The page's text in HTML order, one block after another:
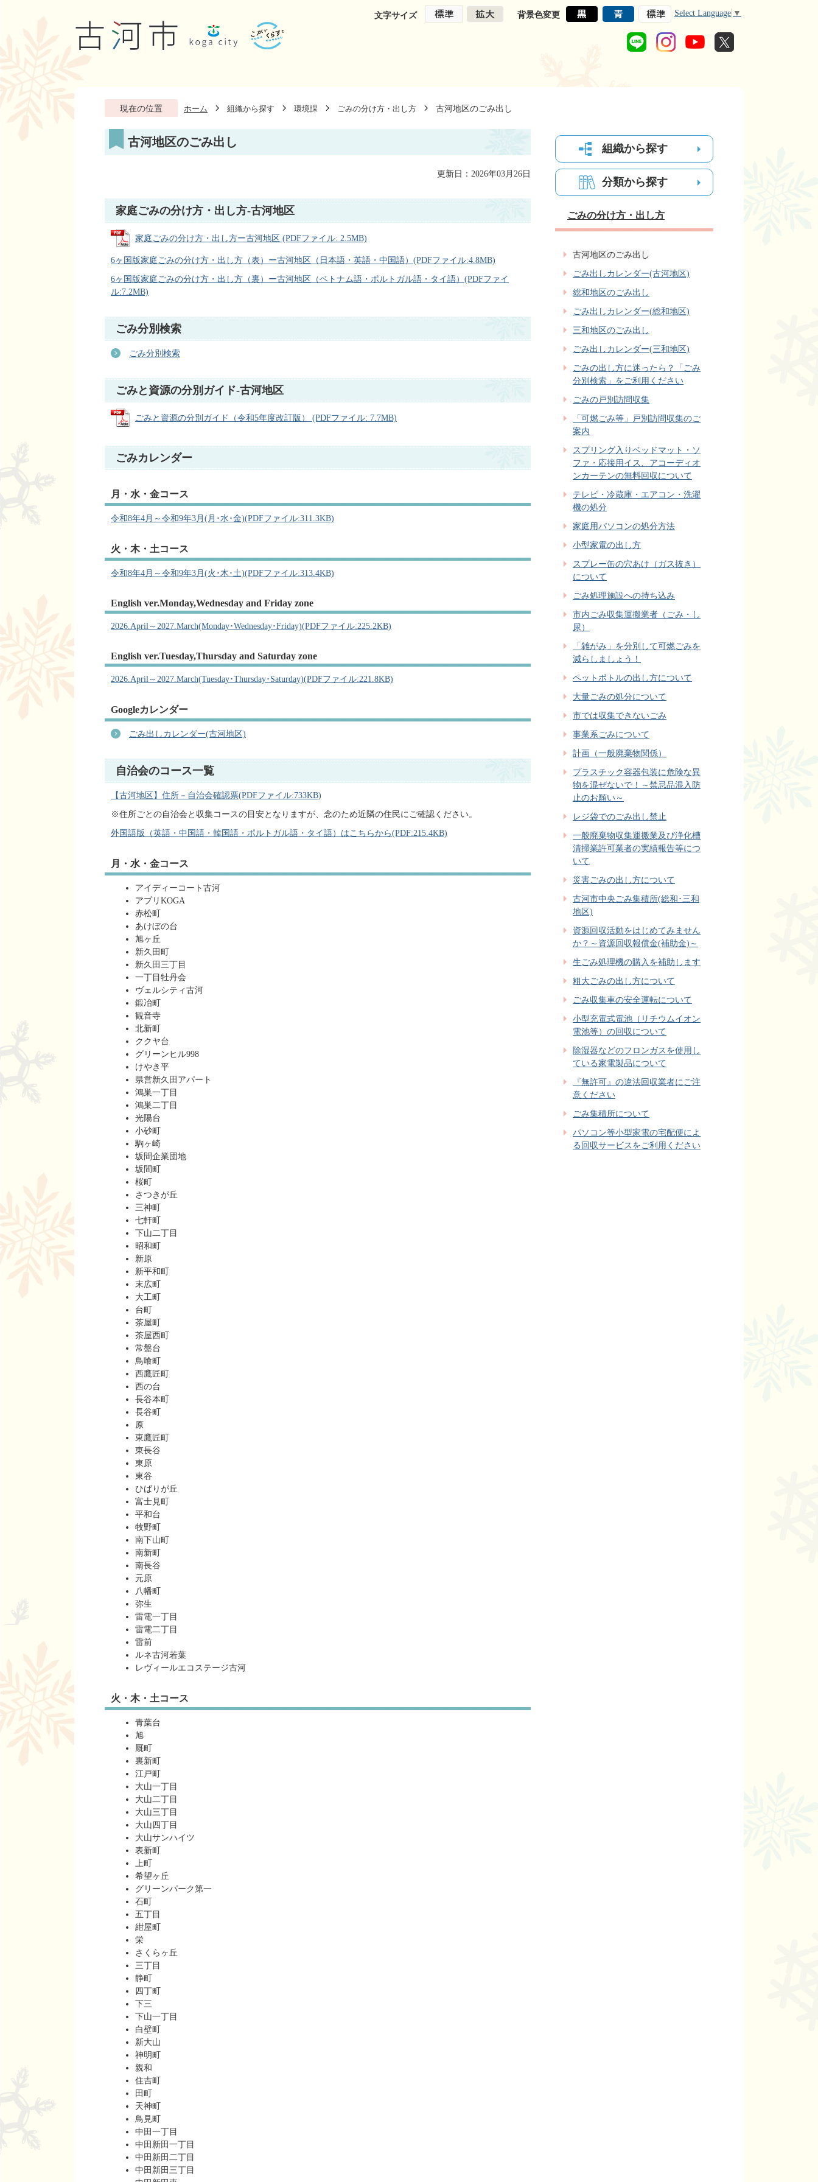
文字サイズ 背景色変更 Select Language ▼
現在の位置 ホーム 組織から探す 環境課 ごみの分け方・出し方 古河地区のごみ出し
古河地区のごみ出し
更新日：2026年03月26日
家庭ごみの分け方・出し方‐古河地区
家庭ごみの分け方・出し方ー古河地区 (PDFファイル: 2.5MB)
6ヶ国版家庭ごみの分け方・出し方（表）ー古河地区（日本語・英語・中国語）(PDFファイル:4.8MB)
6ヶ国版家庭ごみの分け方・出し方（裏）ー古河地区（ベトナム語・ポルトガル語・タイ語）(PDFファイ
ル:7.2MB)
ごみ分別検索
ごみ分別検索
ごみと資源の分別ガイド-古河地区
ごみと資源の分別ガイド（令和5年度改訂版） (PDFファイル: 7.7MB)
ごみカレンダー
月・水・金コース
令和8年4月～令和9年3月(月･水･金)(PDFファイル:311.3KB)
火・木・土コース
令和8年4月～令和9年3月(火･木･土)(PDFファイル:313.4KB)
English ver.Monday,Wednesday and Friday zone
2026.April～2027.March(Monday･Wednesday･Friday)(PDFファイル:225.2KB)
English ver.Tuesday,Thursday and Saturday zone
2026.April～2027.March(Tuesday･Thursday･Saturday)(PDFファイル:221.8KB)
Googleカレンダー
ごみ出しカレンダー(古河地区)
自治会のコース一覧
【古河地区】住所－自治会確認票(PDFファイル:733KB)
※住所ごとの自治会と収集コースの目安となりますが、念のため近隣の住民にご確認ください。
外国語版（英語・中国語・韓国語・ポルトガル語・タイ語）はこちらから(PDF:215.4KB)
月・水・金コース
アイディーコート古河
アプリKOGA
赤松町
あけぼの台
旭ヶ丘
新久田町
新久田三丁目
一丁目牡丹会
ヴェルシティ古河
鍛冶町
観音寺
北新町
ククヤ台
グリーンヒル998
けやき平
県営新久田アパート
鴻巣一丁目
鴻巣二丁目
光陽台
小砂町
駒ヶ崎
坂間企業団地
坂間町
桜町
さつきが丘
三神町
七軒町
下山二丁目
昭和町
新原
新平和町
末広町
大工町
台町
茶屋町
茶屋西町
常盤台
鳥喰町
西鷹匠町
西の台
長谷本町
長谷町
原
東鷹匠町
東長谷
東原
東谷
ひばりが丘
富士見町
平和台
牧野町
南下山町
南新町
南長谷
元原
八幡町
弥生
雷電一丁目
雷電二丁目
雷前
ルネ古河若葉
レヴィールエコステージ古河
火・木・土コース
青葉台
旭
厩町
裏新町
江戸町
大山一丁目
大山二丁目
大山三丁目
大山四丁目
大山サンハイツ
表新町
上町
希望ヶ丘
グリーンパーク第一
石町
五丁目
紺屋町
栄
さくらヶ丘
三丁目
静町
四丁町
下三
下山一丁目
白壁町
新大山
神明町
親和
住吉町
田町
天神町
鳥見町
中田一丁目
中田新田一丁目
中田新田二丁目
中田新田三丁目
組織から探す
分類から探す
ごみの分け方・出し方
古河地区のごみ出し
ごみ出しカレンダー(古河地区)
総和地区のごみ出し
ごみ出しカレンダー(総和地区)
三和地区のごみ出し
ごみ出しカレンダー(三和地区)
ごみの出し方に迷ったら？「ごみ
分別検索」をご利用ください
ごみの戸別訪問収集
「可燃ごみ等」戸別訪問収集のご
案内
スプリング入りベッドマット・ソ
ファ・応接用イス、アコーディオ
ンカーテンの無料回収について
テレビ・冷蔵庫・エアコン・洗濯
機の処分
家庭用パソコンの処分方法
小型家電の出し方
スプレー缶の穴あけ（ガス抜き）
について
ごみ処理施設への持ち込み
市内ごみ収集運搬業者（ごみ・し
尿）
「雑がみ」を分別して可燃ごみを
減らしましょう！
ペットボトルの出し方について
大量ごみの処分について
市では収集できないごみ
事業系ごみについて
計画（一般廃棄物関係）
プラスチック容器包装に危険な異
物を混ぜないで！～禁忌品混入防
止のお願い～
レジ袋でのごみ出し禁止
一般廃棄物収集運搬業及び浄化槽
清掃業許可業者の実績報告等につ
いて
災害ごみの出し方について
古河市中央ごみ集積所(総和･三和
地区)
資源回収活動をはじめてみません
か？～資源回収報償金(補助金)～
生ごみ処理機の購入を補助します
粗大ごみの出し方について
ごみ収集車の安全運転について
小型充電式電池（リチウムイオン
電池等）の回収について
除湿器などのフロンガスを使用し
ている家電製品について
『無許可』の違法回収業者にご注
意ください
ごみ集積所について
パソコン等小型家電の宅配便によ
る回収サービスをご利用ください